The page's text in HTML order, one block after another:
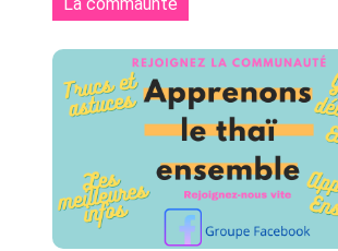
La commaunté